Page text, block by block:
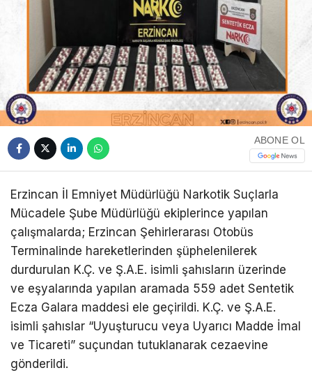
ABONE OL
Erzincan İl Emniyet Müdürlüğü Narkotik Suçlarla
Mücadele Şube Müdürlüğü ekiplerince yapılan
çalışmalarda; Erzincan Şehirlerarası Otobüs
Terminalinde hareketlerinden şüphelenilerek
durdurulan K.Ç. ve Ş.A.E. isimli şahısların üzerinde
ve eşyalarında yapılan aramada 559 adet Sentetik
Ecza Galara maddesi ele geçirildi. K.Ç. ve Ş.A.E.
isimli şahıslar “Uyuşturucu veya Uyarıcı Madde İmal
ve Ticareti” suçundan tutuklanarak cezaevine
gönderildi.